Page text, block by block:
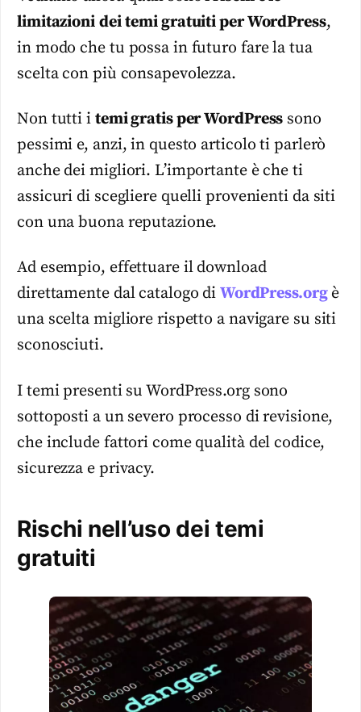
limitazioni deitemi gratuiti per WordPress,
in modo che tu possa in futuro fare la tua
scelta con più consapevolezza.
Non tutti i temi gratis per WordPress sono
pessimi e, anzi, in questo articolo ti parlerò
anche dei migliori. L’importante è che ti
assicuri di scegliere quelli provenienti da siti
con una buona reputazione.
Ad esempio, effettuare il download
direttamente dal catalogo diWordPress.orgè
una scelta migliore rispetto a navigare su siti
sconosciuti.
I temi presenti su WordPress.org sono
sottoposti a un severo processo di revisione,
che include fattori come qualità del codice,
sicurezza e privacy.
Rischi nell’uso dei temi
gratuiti